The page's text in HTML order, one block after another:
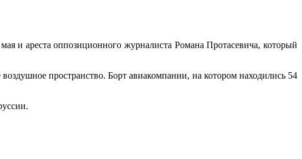
и ареста оппозиционного журналиста Романа Протасевича, который
пространство. Борт авиакомпании, на котором находились 54